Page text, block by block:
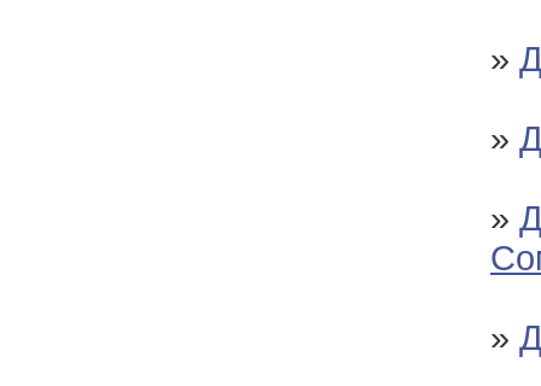
»
»
»
»